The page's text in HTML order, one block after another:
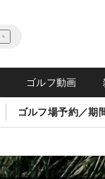
ゴルフ動画
ゴルフ場予約／期